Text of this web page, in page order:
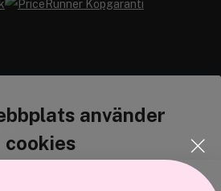
använder
cookies
för att anpassa innehållet och